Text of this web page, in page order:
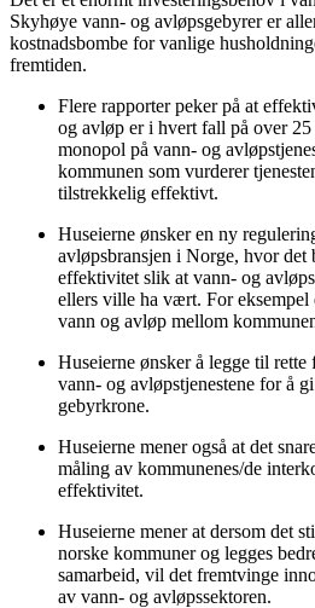
Skyhøye vann- og avløpsgebyrer er
kostnadsbombe for vanlige
fremtiden.
Flere rapporter peker på at
og avløp eri hvert fall på over 25
monopol på vann- og
kommunen som vurderer
tilstrekkelig effektivt.
Huseierne ønsker en ny
avløpsbransjen i Norge, hvor
effektivitet slik at vann- og
ellers ville ha vært. For eksempel
vann og avløp mellom
Huseierne ønsker å legge til
vann- og avløpstjenestene for å
gebyrkrone.
Huseierne mener også at det
måling av kommunenes/de
effektivitet.​
Huseierne mener at dersom det
norske kommuner og legges
samarbeid, vil det fremtvinge
av vann- og avløpssektoren.